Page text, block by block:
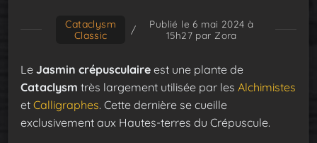
Cataclysm
Classic
/
Publié le 6 mai 2024 à
15h27 par Zora
Le Jasmin crépusculaire est une plante de
Cataclysm très largement utilisée par les Alchimistes
et Calligraphes. Cette dernière se cueille
exclusivement aux Hautes-terres du Crépuscule.